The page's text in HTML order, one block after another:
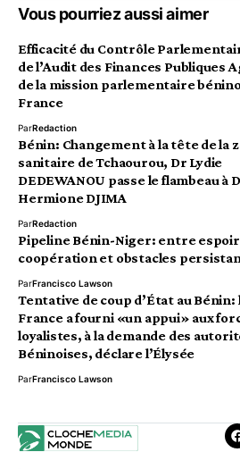
Vous pourriez aussi aimer
Efficacité du Contrôle
de l’Audit des Finances Publiques
de la mission parlementaire
France
ParRedaction
Bénin: Changement à la tête de la
sanitaire de Tchaourou, Dr Lydie
DEDEWANOU passe le flambeau à
Hermione DJIMA
ParRedaction
Pipeline Bénin-Niger: entre
coopération et obstacles
ParFrancisco Lawson
Tentative de coup d’État au Bénin:
France a fourni «un appui» aux
loyalistes, à la demande des
Béninoises, déclare l’Élysée
ParFrancisco Lawson